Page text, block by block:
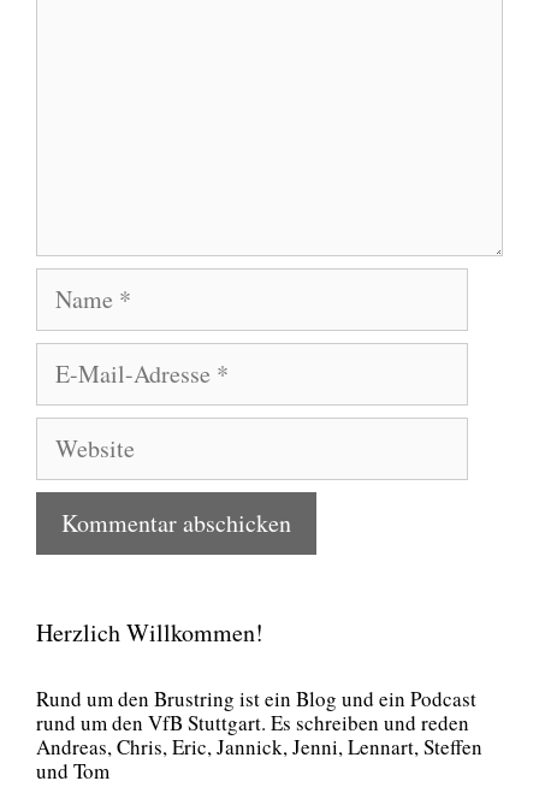
Mail-
Adresse
Herzlich Willkommen!
Rund um den Brust­ring ist ein Blog und ein Pod­cast
rund um den VfB Stutt­gart. Es schrei­ben und reden
Andre­as, Chris, Eric, Jan­nick, Jen­ni, Lenn­art, Stef­fen
und Tom